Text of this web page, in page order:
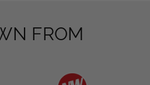
FROM